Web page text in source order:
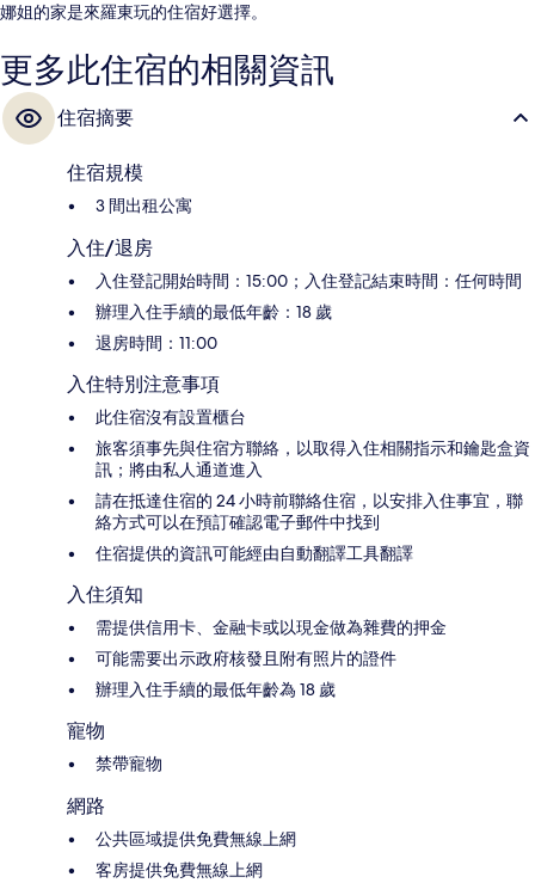
娜姐的家是來羅東玩的住宿好選擇。
更多此住宿的相關資訊
住宿摘要
住宿規模
3 間出租公寓
入住/退房
入住登記開始時間：15:00；入住登記結束時間：任何時間
辦理入住手續的最低年齡：18 歲
退房時間：11:00
入住特別注意事項
此住宿沒有設置櫃台
旅客須事先與住宿方聯絡，以取得入住相關指示和鑰匙盒資
訊；將由私人通道進入
請在抵達住宿的 24 小時前聯絡住宿，以安排入住事宜，聯
絡方式可以在預訂確認電子郵件中找到
住宿提供的資訊可能經由自動翻譯工具翻譯
入住須知
需提供信用卡、金融卡或以現金做為雜費的押金
可能需要出示政府核發且附有照片的證件
辦理入住手續的最低年齡為 18 歲
寵物
禁帶寵物
網路
公共區域提供免費無線上網
客房提供免費無線上網